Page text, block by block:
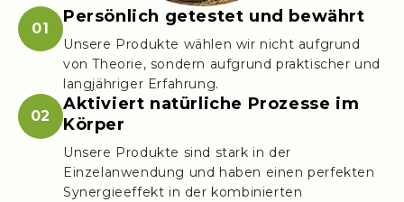
01
Persönlich getestet und bewährt
Unsere Produkte wählen wir nicht aufgrund
von Theorie, sondern aufgrund praktischer und
langjähriger Erfahrung.
02
Aktiviert natürliche Prozesse im
Körper
Unsere Produkte sind stark in der
Einzelanwendung und haben einen perfekten
Synergieeffekt in der kombinierten